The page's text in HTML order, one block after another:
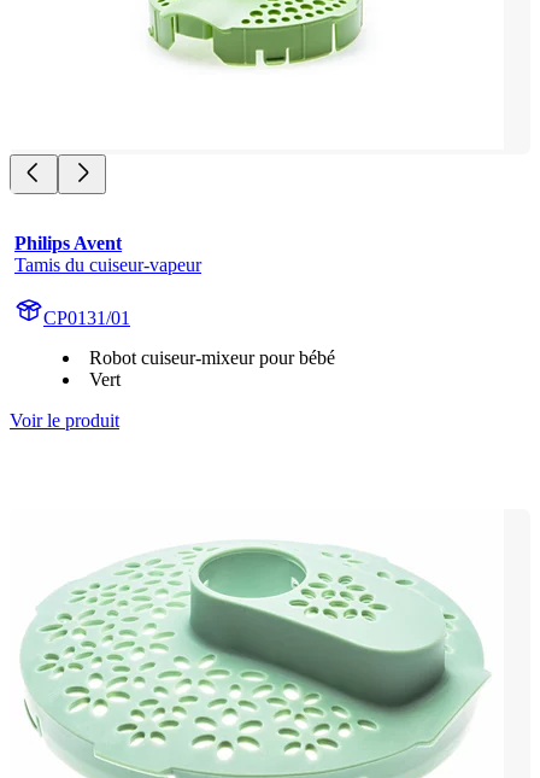
Philips Avent
Tamis du cuiseur-vapeur
CP0131/01
Robot cuiseur-mixeur pour bébé
Vert
Voir le produit